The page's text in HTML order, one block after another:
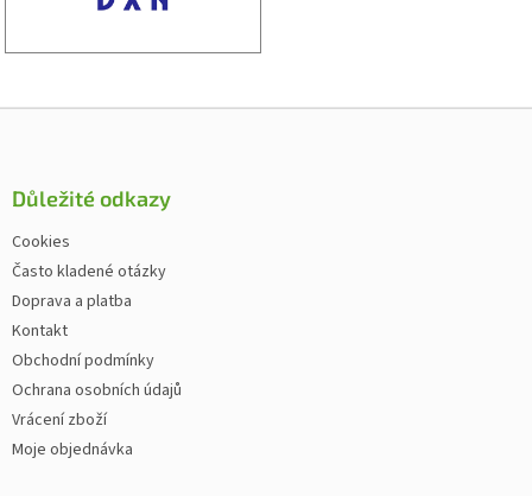
Zápatí
Důležité odkazy
Cookies
Často kladené otázky
Doprava a platba
Kontakt
Obchodní podmínky
Ochrana osobních údajů
Vrácení zboží
Moje objednávka